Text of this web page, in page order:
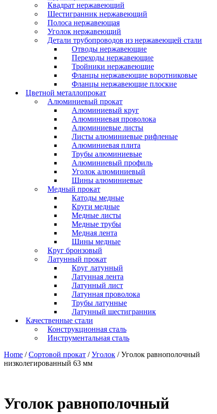
Квадрат нержавеющий
Шестигранник нержавеющий
Полоса нержавеющая
Уголок нержавеющий
Детали трубопроводов из нержавеющей стали
Отводы нержавеющие
Переходы нержавеющие
Тройники нержавеющие
Фланцы нержавеющие воротниковые
Фланцы нержавеющие плоские
Цветной металлопрокат
Алюминиевый прокат
Алюминиевый круг
Алюминиевая проволока
Алюминиевые листы
Листы алюминиевые рифленые
Алюминиевая плита
Трубы алюминиевые
Алюминиевый профиль
Уголок алюминиевый
Шины алюминиевые
Медный прокат
Катоды медные
Круги медные
Медные листы
Медные трубы
Медная лента
Шины медные
Круг бронзовый
Латунный прокат
Круг латунный
Латунная лента
Латунный лист
Латунная проволока
Трубы латунные
Латунный шестигранник
Качественные стали
Конструкционная сталь
Инструментальная сталь
Home /Сортовой прокат /Уголок / Уголок равнополочный
низколегированный 63 мм
Уголок равнополочный